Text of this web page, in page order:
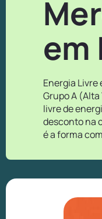
em
Energia Livre
Grupo A
livre de
desconto na
é a forma